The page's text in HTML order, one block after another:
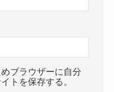
ブラウザーに自分
トを保存する。